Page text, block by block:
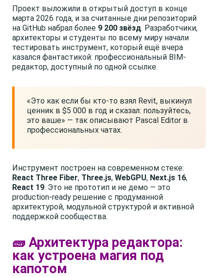
Проект выложили в открытый доступ в конце
марта 2026 года, и за считанные дни репозиторий
на GitHub набрал более 9 200 звёзд. Разработчики,
архитекторы и студенты по всему миру начали
тестировать инструмент, который ещё вчера
казался фантастикой: профессиональный BIM-
редактор, доступный по одной ссылке.
«Это как если бы кто-то взял Revit, выкинул
ценник в $5 000 в год и сказал: пользуйтесь,
это ваше» — так описывают Pascal Editor в
профессиональных чатах.
Инструмент построен на современном стеке:
React Three Fiber, Three.js, WebGPU, Next.js 16,
React 19. Это не прототип и не демо — это
production-ready решение с продуманной
архитектурой, модульной структурой и активной
поддержкой сообщества.
🧱 Архитектура редактора:
как устроена магия под
капотом